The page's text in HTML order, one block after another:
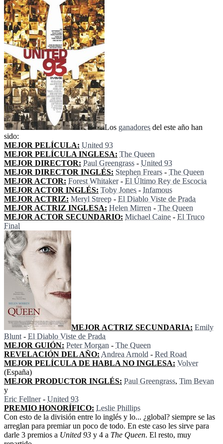
Los ganadores del este año han
sido:
MEJOR PELÍCULA: United 93
MEJOR PELÍCULA INGLESA: The Queen
MEJOR DIRECTOR: Paul Greengrass - United 93
MEJOR DIRECTOR INGLÉS: Stephen Frears - The Queen
MEJOR ACTOR: Forest Whitaker- El Último Rey de Escocia
MEJOR ACTOR INGLÉS: Toby Jones - Infamous
MEJOR ACTRIZ: Meryl Streep - El Diablo Viste de Prada
MEJOR ACTRIZ INGLESA: Helen Mirren - The Queen
MEJOR ACTOR SECUNDARIO: Michael Caine - El Truco
Final
MEJOR ACTRIZ SECUNDARIA: Emily
Blunt - El Diablo Viste de Prada
MEJOR GUIÓN: Peter Morgan - The Queen
REVELACIÓN DEL AÑO: Andrea Arnold - Red Road
MEJOR PELÍCULA DE HABLA NO INGLESA: Volver
(España)
MEJOR PRODUCTOR INGLÉS: Paul Greengrass, Tim Bevan
y
Eric Fellner- United 93
PREMIO HONORÍFICO: Leslie Phillips
Con esto de la división entre lo inglés y lo... ¿global? siempre se las
arreglan para premiar un poco de todo. En este caso les sirve para
darle 3 premios a United 93 y 4 a The Queen. El resto, muy